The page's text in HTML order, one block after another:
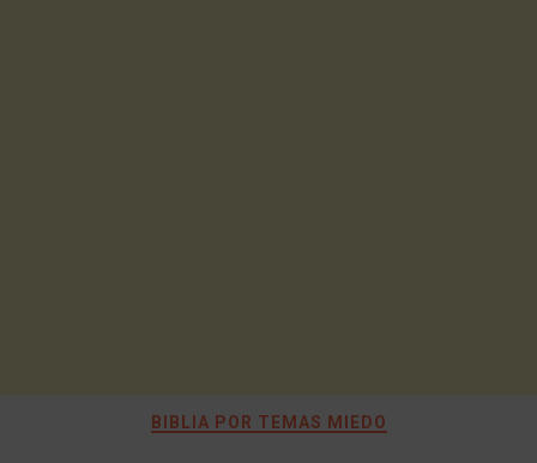
BIBLIA POR TEMAS MIEDO